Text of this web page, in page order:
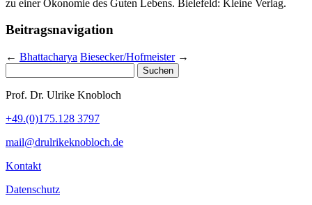
zu einer Ökonomie des Guten Lebens. Bielefeld: Kleine Verlag.
Beitragsnavigation
← Bhattacharya Biesecker/Hofmeister→
nach:
Prof. Dr. Ulrike Knobloch
+49.(0)175.128 3797
mail@drulrikeknobloch.de
Kontakt
Datenschutz